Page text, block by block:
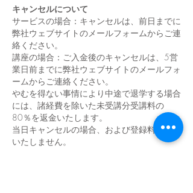
キャンセルについて
サービスの場合：キャンセルは、前日までに
弊社ウェブサイトのメールフォームからご連
絡ください。
講座の場合：ご入金後のキャンセルは、5営
業日前までに弊社ウェブサイトのメールフォ
ームからご連絡ください。
やむを得ない事情により中途で退学する場合
には、諸経費を除いた未受講分受講料の
80％を返金いたします。
当日キャンセルの場合、および登録料は返金
いたしません。